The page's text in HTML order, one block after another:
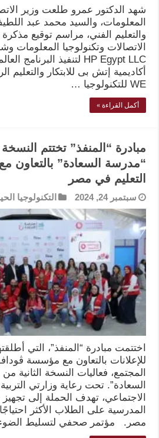
شهد الدكتور عمرو طلعت وزير
المعلومات، والسيد محمد عبد
والتعليم الفني، مراسم توقيع
الاتصالات وتكنولوجيا
أكاديمية إتش بى للابتكار
WE للتكنولوجيا …
أكمل القراءة »
مبادرة “المنفذ” تختتم النسخة
“مدرسة السعادة” بالتعاون
التعليم في مصر
سبتمبر 24, 2024 التكنولوجيا
اختتمت مبادرة “المنفذ”، التي
للإعلانات بالتعاون مع مؤسسة
المجتمع، فعاليات النسخة الثانية
السعادة”. تحت رعاية وزارتي
الاجتماعي، تهدف الحملة إلى
المدرسية على الطلاب الأكثر
مصر. مؤتمر صحفي لتسليط